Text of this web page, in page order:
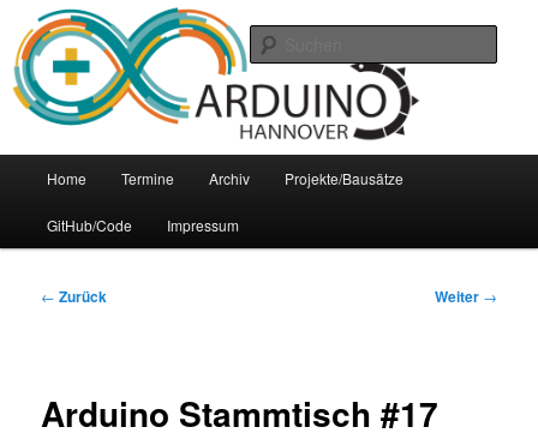
Inhalt
wechseln
Arduino-Hannover
Arduino Treffpunkt der Region Hannover
Home Termine Archiv Projekte/Bausätze
GitHub/Code Impressum
Beitrags-
← Zurück Weiter →
Arduino Stammtisch #17